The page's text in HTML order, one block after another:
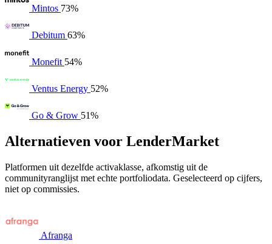
Mintos 73%
Debitum 63%
Monefit 54%
Ventus Energy 52%
Go & Grow 51%
Alternatieven voor LenderMarket
Platformen uit dezelfde activaklasse, afkomstig uit de
communityranglijst met echte portfoliodata. Geselecteerd op cijfers,
niet op commissies.
Afranga